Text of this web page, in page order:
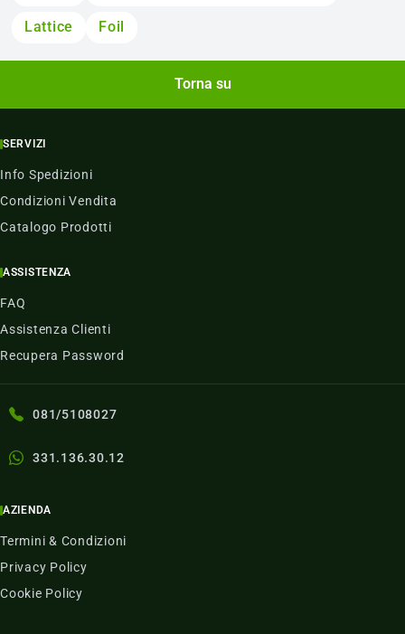
Lattice Foil
Torna su
SERVIZI
Info Spedizioni
Condizioni Vendita
Catalogo Prodotti
ASSISTENZA
FAQ
Assistenza Clienti
Recupera Password
081/5108027
331.136.30.12
AZIENDA
Termini & Condizioni
Privacy Policy
Cookie Policy